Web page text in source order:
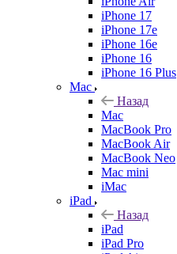
iPhone 17
iPhone 17e
iPhone 16e
iPhone 16
iPhone 16 Plus
Mac
Назад
Mac
MacBook Pro
MacBook Air
MacBook Neo
Mac mini
iMac
iPad
Назад
iPad
iPad Pro